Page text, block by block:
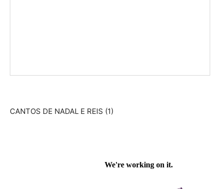
CANTOS DE NADAL E REIS (1)